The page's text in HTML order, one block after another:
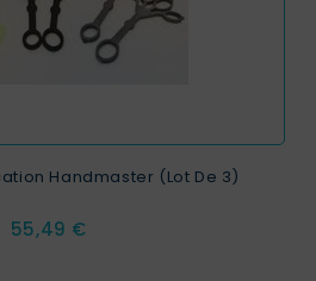
Handmaster (Lot De 3)
Prix
55,49 €